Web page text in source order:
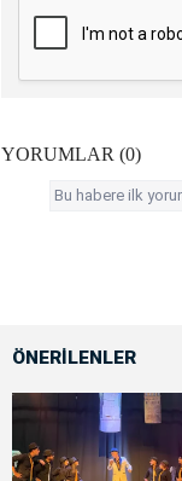
YORUMLAR (0)
Bu habere ilk
ÖNERİLENLER